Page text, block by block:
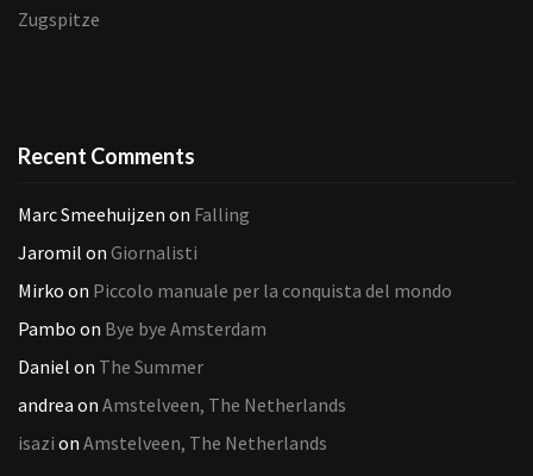
Zugspitze
Recent Comments
Marc Smeehuijzen on Falling
Jaromil on Giornalisti
Mirko on Piccolo manuale per la conquista del mondo
Pambo on Bye bye Amsterdam
Daniel on The Summer
andrea on Amstelveen, The Netherlands
isazi on Amstelveen, The Netherlands